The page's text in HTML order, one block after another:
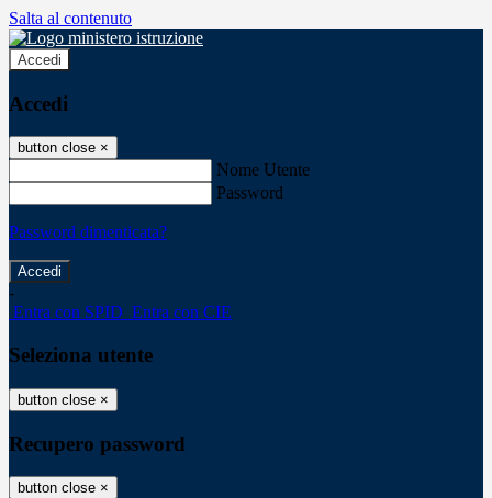
Salta al contenuto
Accedi
Accedi
button close ×
Nome Utente
Password
Password dimenticata?
-
Entra con SPID Entra con CIE
Seleziona utente
button close ×
Recupero password
button close ×